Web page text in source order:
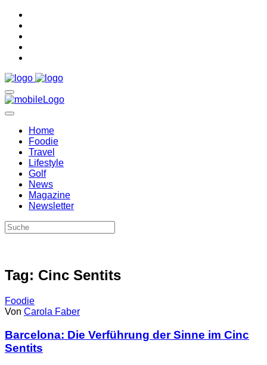
Home
Foodie
Travel
Lifestyle
Golf
News
Magazine
Newsletter
Tag: Cinc Sentits
Foodie
Von Carola Faber
Barcelona: Die Verführung der Sinne im Cinc
Sentits